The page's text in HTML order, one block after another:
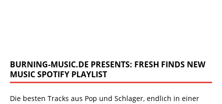
BURNING-MUSIC.DE PRESENTS: FRESH FINDS NEW
MUSIC SPOTIFY PLAYLIST
Die besten Tracks aus Pop und Schlager, endlich in einer